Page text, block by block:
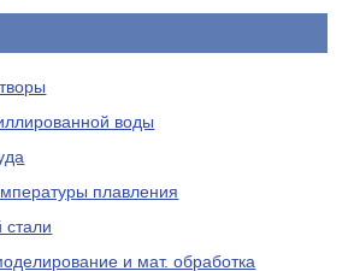
воды
плавления
стали
и мат. обработка